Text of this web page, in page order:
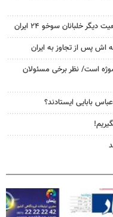
خلبانان سوخو ۲۴ ایران
اش پس از تجاوز به ایران
است/ نظر برخی مسئولان
بابایی ایستادند؟